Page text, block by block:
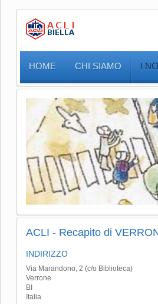
HOME CHI SIAMO I
ACLI - Recapito di
INDIRIZZO
Via Marandono, 2 (c/o Biblioteca)
Verrone
BI
Italia